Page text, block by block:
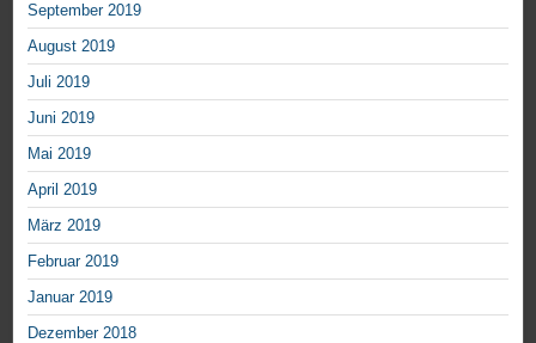
September 2019
August 2019
Juli 2019
Juni 2019
Mai 2019
April 2019
März 2019
Februar 2019
Januar 2019
Dezember 2018